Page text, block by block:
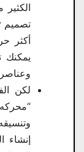
وعناصر Facebook وTwitter وما إلى ذلك.
إنشاء